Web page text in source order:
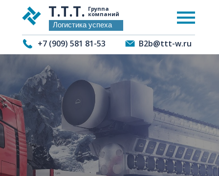
Услуги
О компании
+7 (909) 581 81-53 B2b@ttt-w.ru
Услуги
О компании
Группа
компаний
Т.Т.Т.
Логистика успеха